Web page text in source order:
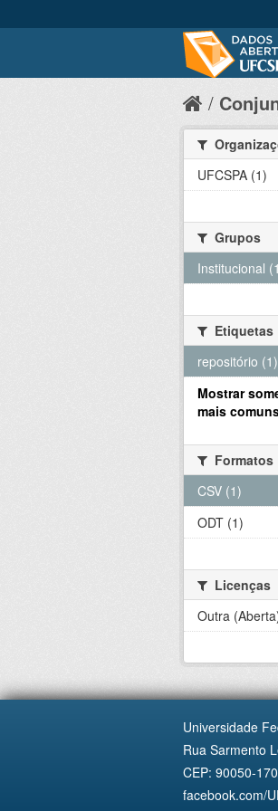
UFCSPA (1)
Grupos
Institucional
Etiquetas
repositório (1)
Mostrar
mais
Formatos
CSV (1)
ODT (1)
Licenças
Outra
Universidade
Rua Sarmento
CEP: 90050-
facebook.com/